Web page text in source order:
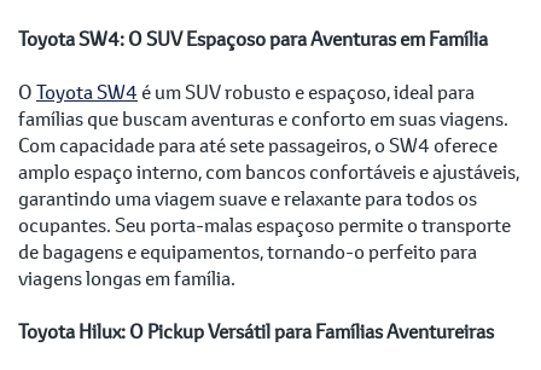
Toyota SW4: O SUV Espaçoso para Aventuras em Família
OToyota SW4 é um SUV robusto e espaçoso, ideal para
famílias que buscam aventuras e conforto em suas viagens.
Com capacidade para até sete passageiros, o SW4 oferece
amplo espaço interno, com bancos confortáveis e ajustáveis,
garantindo uma viagem suave e relaxante para todos os
ocupantes. Seu porta-malas espaçoso permite o transporte
de bagagens e equipamentos, tornando-o perfeito para
viagens longas em família.
Toyota Hilux: O Pickup Versátil para Famílias Aventureiras